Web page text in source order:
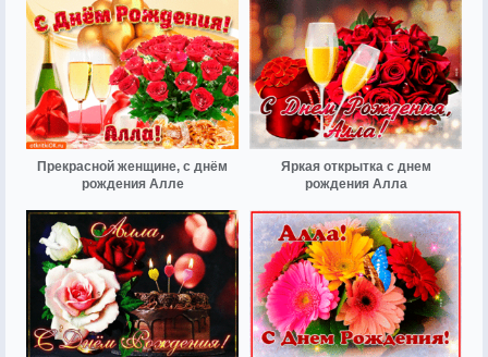
Прекрасной женщине, с днём
рождения Алле
Яркая открытка с днем
рождения Алла